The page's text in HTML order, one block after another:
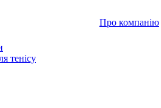
тенісу
Про компанію